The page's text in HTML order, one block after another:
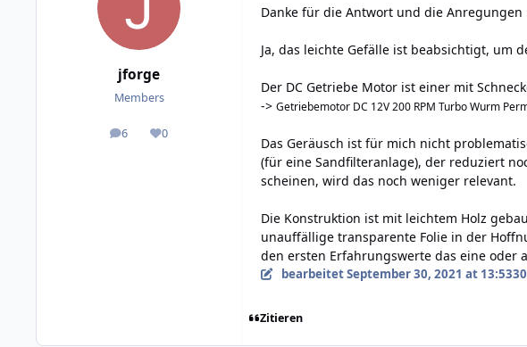
jforge
Members
6
posts 0
Reputation
Danke für die Antwort und die Anregungen
Ja, das leichte Gefälle ist beabsichtigt, um
Der DC Getriebe Motor ist einer mit
-> Getriebemotor DC 12V 200 RPM Turbo Wurm
Das Geräusch ist für mich nicht
(für eine Sandfilteranlage), der reduziert
scheinen, wird das noch weniger relevant.
Die Konstruktion ist mit leichtem Holz
unauffällige transparente Folie in der
den ersten Erfahrungswerte das eine oder
bearbeitetSeptember 30, 2021 at 13:53
Zitieren